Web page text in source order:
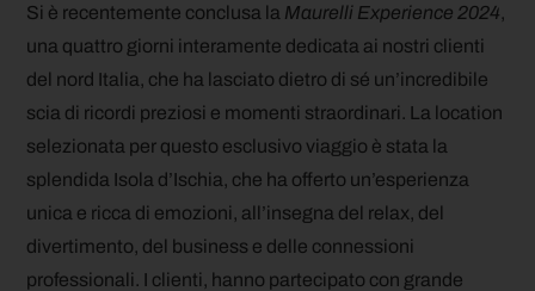
Si è recentemente conclusa la Maurelli Experience 2024,
una quattro giorni interamente dedicata ai nostri clienti
del nord Italia, che ha lasciato dietro di sé un’incredibile
scia di ricordi preziosi e momenti straordinari. La location
selezionata per questo esclusivo viaggio è stata la
splendida Isola d’Ischia, che ha offerto un’esperienza
unica e ricca di emozioni, all’insegna del relax, del
divertimento, del business e delle connessioni
professionali. I clienti, hanno partecipato con grande